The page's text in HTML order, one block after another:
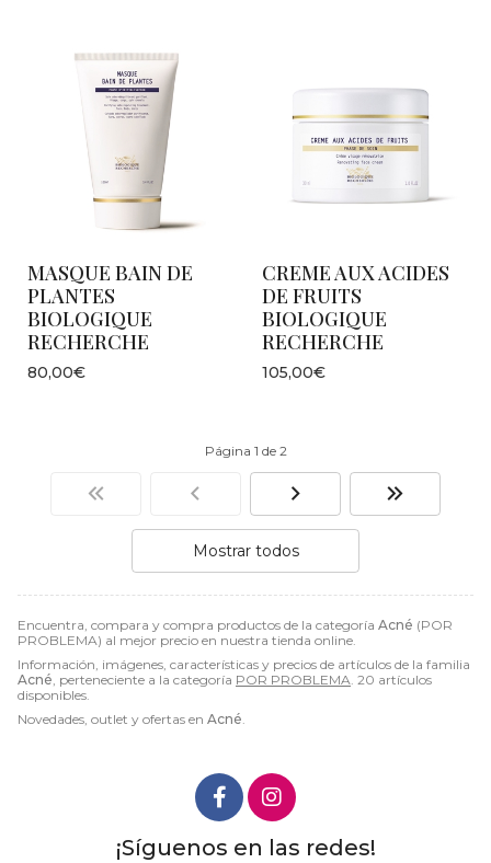
Encuentra, compara y compra productos de la categoría Acné (POR
PROBLEMA) al mejor precio en nuestra tienda online.
Información, imágenes, características y precios de artículos de la familia
Acné , perteneciente a la categoría POR PROBLEMA . 20 artículos
disponibles.
Novedades, outlet y ofertas en Acné
MASQUE BAIN DE
PLANTES
BIOLOGIQUE
RECHERCHE
80,00€
CREME AUX ACIDES
DE FRUITS
BIOLOGIQUE
RECHERCHE
105,00€
Página 1 de 2
Mostrar todos
¡Síguenos en las redes!